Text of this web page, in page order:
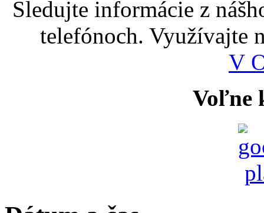
Sledujte informácie z
telefónoch. Využívajte
V
Voľne